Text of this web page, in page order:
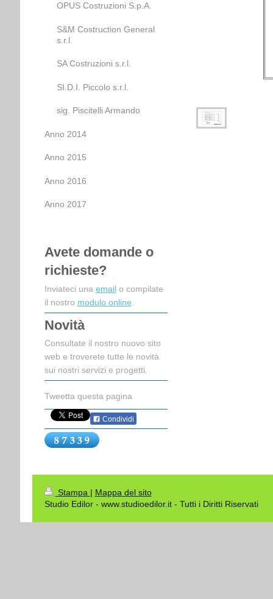
OPUS Costruzioni S.p.A.
S&M Costruction General
s.r.l.
SA Costruzioni s.r.l.
SI.D.I. Piccolo s.r.l.
sig. Piscitelli Armando
Anno 2014
Anno 2015
Anno 2016
Anno 2017
Avete domande o
richieste?
Inviateci una emailo compilate
il nostro modulo online
Novità
Consultate il nostro nuovo sito
web e troverete tutte le novità
sui nostri servizi e progetti.
Tweetta questa pagina
Condividi
Stampa | Mappa del sito
Studio Edilor - www.studioedilor.it - Tutti i Diritti Riservati